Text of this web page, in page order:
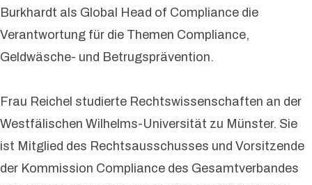
Burkhardt als Global Head of Compliance die
Verantwortung für die Themen Compliance,
Geldwäsche- und Betrugsprävention.
Frau Reichel studierte Rechtswissenschaften an der
Westfälischen Wilhelms-Universität zu Münster. Sie
ist Mitglied des Rechtsausschusses und Vorsitzende
der Kommission Compliance des Gesamtverbandes